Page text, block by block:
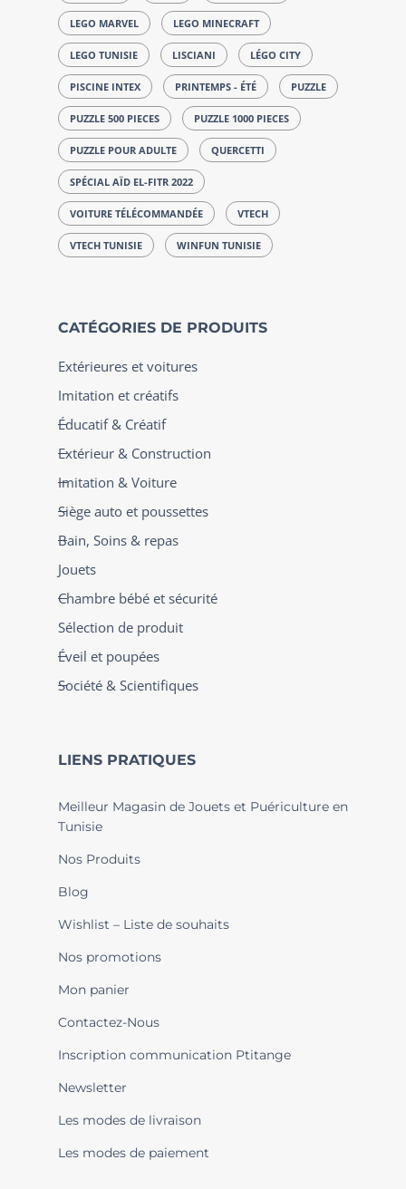
LEGO MARVEL LEGO MINECRAFT
LEGO TUNISIE LISCIANI LÉGO CITY
PISCINE INTEX PRINTEMPS - ÉTÉ PUZZLE
PUZZLE 500 PIECES PUZZLE 1000 PIECES
PUZZLE POUR ADULTE QUERCETTI
SPÉCIAL AÏD EL-FITR 2022
VOITURE TÉLÉCOMMANDÉE VTECH
VTECH TUNISIE WINFUN TUNISIE
CATÉGORIES DE PRODUITS
Extérieures et voitures
Imitation et créatifs
Éducatif & Créatif
Extérieur & Construction
Imitation & Voiture
Siège auto et poussettes
Bain, Soins & repas
Jouets
Chambre bébé et sécurité
Sélection de produit
Éveil et poupées
Société & Scientifiques
LIENS PRATIQUES
Meilleur Magasin de Jouets et Puériculture en
Tunisie
Nos Produits
Blog
Wishlist – Liste de souhaits
Nos promotions
Mon panier
Contactez-Nous
Inscription communication Ptitange
Newsletter
Les modes de livraison
Les modes de paiement